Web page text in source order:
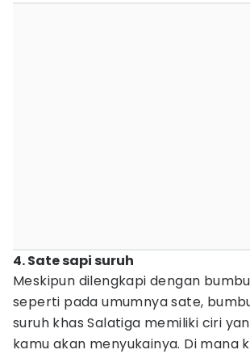
4. Sate sapi suruh
Meskipun dilengkapi dengan
seperti pada umumnya sate,
suruh khas Salatiga memiliki ciri
kamu akan menyukainya. Di mana